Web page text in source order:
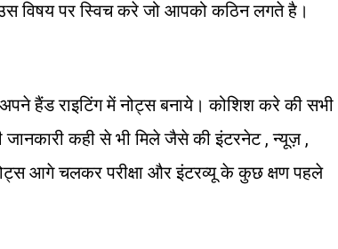
विषय पर स्विच करे जो आपको कठिन लगते है।
हैंड राइटिंग में नोट्स बनाये। कोशिश करे की सभी
कही से भी मिले जैसे की इंटरनेट , न्यूज़ ,
आगे चलकर परीक्षा और इंटरव्यू के कुछ क्षण पहले